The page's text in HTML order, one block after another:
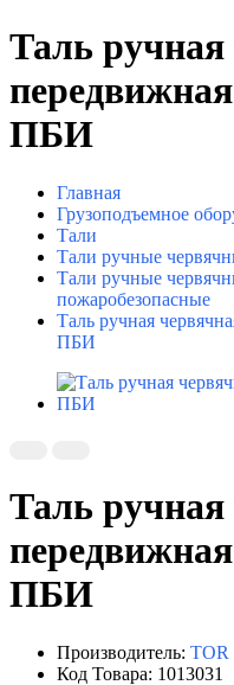
Таль
ПБИ
Главная
Грузоподъемное
Тали
Тали ручные
Тали ручные
пожаробезопасные
Таль ручная
ПБИ
Таль
ПБИ
Производитель: TOR
Код Товара: 1013031